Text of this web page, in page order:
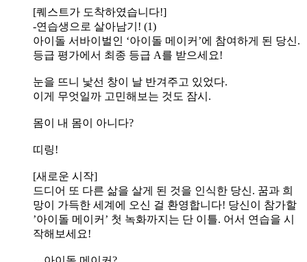
[퀘스트가 도착하였습니다!]
-연습생으로 살아남기! (1)
아이돌 서바이벌인 ‘아이돌 메이커’에 참여하게 된 당신.
등급 평가에서 최종 등급 A를 받으세요!
눈을 뜨니 낯선 창이 날 반겨주고 있었다.
이게 무엇일까 고민해보는 것도 잠시.
몸이 내 몸이 아니다?
띠링!
[새로운 시작]
드디어 또 다른 삶을 살게 된 것을 인식한 당신. 꿈과 희
망이 가득한 세계에 오신 걸 환영합니다! 당신이 참가할
’아이돌 메이커’ 첫 녹화까지는 단 이틀. 어서 연습을 시
작해보세요!